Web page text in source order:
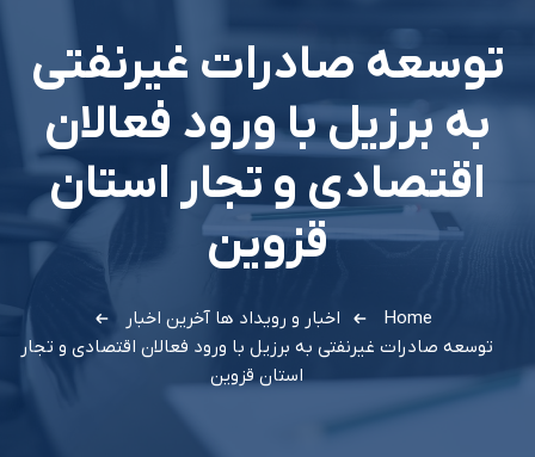
توسعه صادرات غیرنفتی
به برزیل با ورود فعالان
اقتصادی و تجار استان
قزوین
Home اخبار و رویداد ها آخرین اخبار
توسعه صادرات غیرنفتی به برزیل با ورود فعالان اقتصادی و تجار
استان قزوین